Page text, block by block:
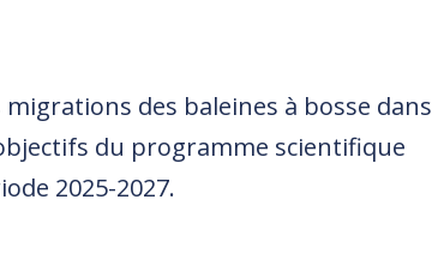
des baleines à bosse dans
du programme scientifique
2025-2027.